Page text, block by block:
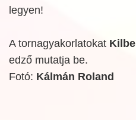
legyen!
A tornagyakorlatokat
edző mutatja be.
Fotó: Kálmán Roland